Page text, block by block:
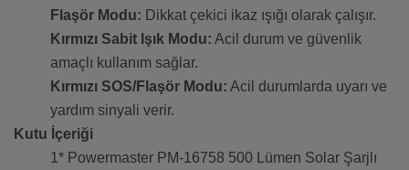
Flaşör Modu: Dikkat çekici ikaz ışığı olarak çalışır.
Kırmızı Sabit Işık Modu: Acil durum ve güvenlik
amaçlı kullanım sağlar.
Kırmızı SOS/Flaşör Modu: Acil durumlarda uyarı ve
yardım sinyali verir.
Kutu İçeriği
1* Powermaster PM-16758 500 Lümen Solar Şarjlı